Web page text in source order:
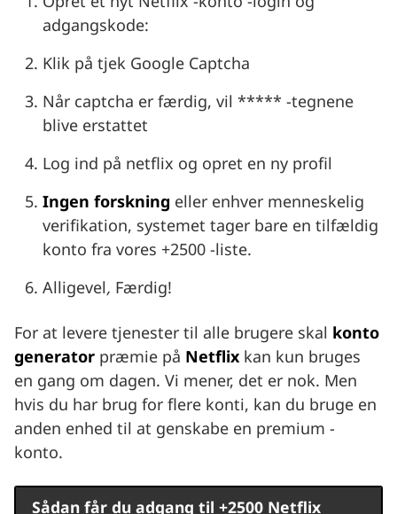
adgangskode:
Klik på tjek Google Captcha
Når captcha er færdig, vil ***** -tegnene
blive erstattet
Log ind på netflix og opret en ny profil
Ingen forskning eller enhver menneskelig
verifikation, systemet tager bare en tilfældig
konto fra vores +2500 -liste.
Alligevel, Færdig!
For at levere tjenester til alle brugere skal konto
generator præmie på Netflix kan kun bruges
en gang om dagen. Vi mener, det er nok. Men
hvis du har brug for flere konti, kan du bruge en
anden enhed til at genskabe en premium -
konto.
Sådan får du adgang til +2500 Netflix